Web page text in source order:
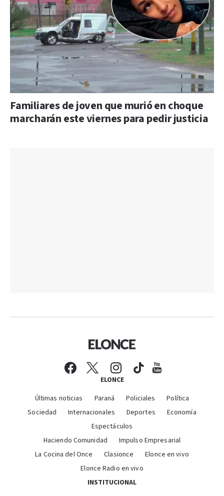
Familiares de joven que murió en choque
marcharán este viernes para pedir justicia
ELONCE
Últimas noticias Paraná Policiales
Política
Sociedad
Internacionales Deportes
Economía
Espectáculos
Haciendo Comunidad
Impulso Empresarial
La Cocina del Once
Clasionce
Elonce en vivo
Elonce Radio en vivo
INSTITUCIONAL